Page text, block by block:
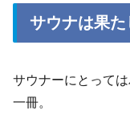
サウナは果
サウナーにとって
一冊。